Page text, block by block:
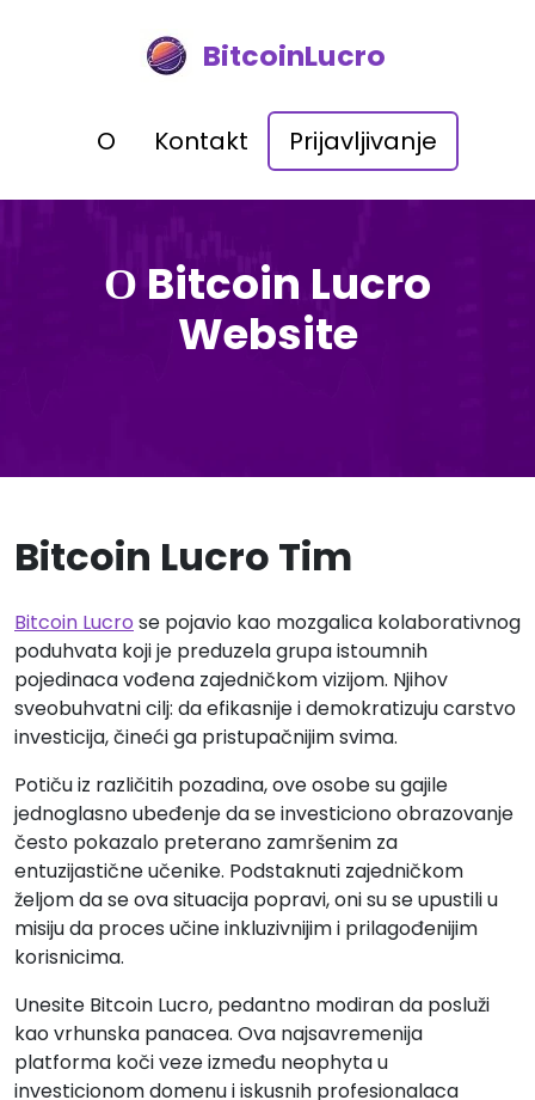
BitcoinLucro
O Kontakt Prijavljivanje
О Bitcoin Lucro
Website
Bitcoin Lucro Tim
Bitcoin Lucro se pojavio kao mozgalica kolaborativnog
poduhvata koji je preduzela grupa istoumnih
pojedinaca vođena zajedničkom vizijom. Njihov
sveobuhvatni cilj: da efikasnije i demokratizuju carstvo
investicija, čineći ga pristupačnijim svima.
Potiču iz različitih pozadina, ove osobe su gajile
jednoglasno ubeđenje da se investiciono obrazovanje
često pokazalo preterano zamršenim za
entuzijastične učenike. Podstaknuti zajedničkom
željom da se ova situacija popravi, oni su se upustili u
misiju da proces učine inkluzivnijim i prilagođenijim
korisnicima.
Unesite Bitcoin Lucro, pedantno modiran da posluži
kao vrhunska panacea. Ova najsavremenija
platforma koči veze između neophyta u
investicionom domenu i iskusnih profesionalaca